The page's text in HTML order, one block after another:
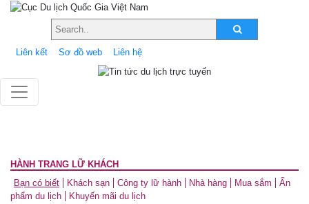
Liên kết Sơ đồ web Liên hệ
HÀNH TRANG LỮ KHÁCH
Bạn có biết
Khách sạn Công ty lữ hành Nhà hàng Mua sắm
Ấn
phẩm du lịch
Khuyến mãi du lịch